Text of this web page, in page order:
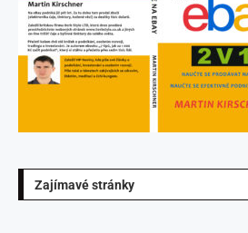
Zajímavé stránky